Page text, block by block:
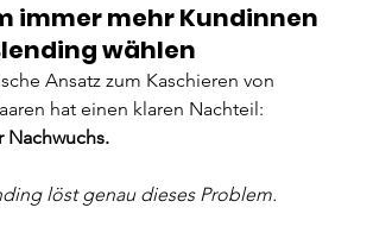
immer mehr Kundinnen
wählen
Ansatz zum Kaschieren von
hat einen klaren Nachteil:
Nachwuchs.
löst genau dieses Problem.